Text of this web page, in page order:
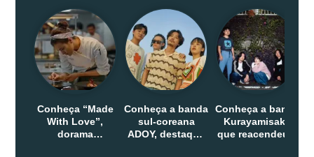
Conheça “Made
With Love”,
dorama
Conheça a banda
sul-coreana
ADOY, destaque
Conheça a banda
Kurayamisaka
que reacendeu o